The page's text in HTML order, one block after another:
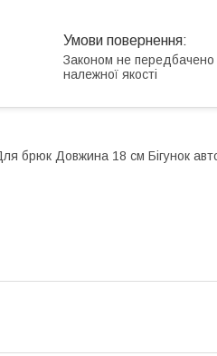
Законом не передбачено
належної якості
брюк Довжина 18 см Бігунок